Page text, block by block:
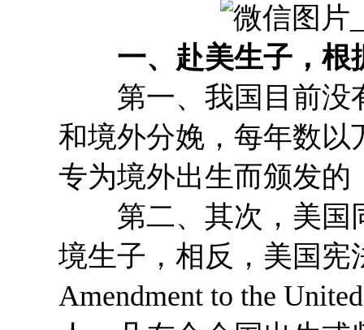
一、赴美生子，根
第一、我国目前没
和境外分娩，每年数以
专为境外出生而颁发的
第二、其次，美国
境生子，相反，美国宪
Amendment to the